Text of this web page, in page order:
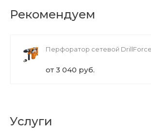
Рекомендуем
Перфоратор сетевой
от 3 040 руб.
Услуги